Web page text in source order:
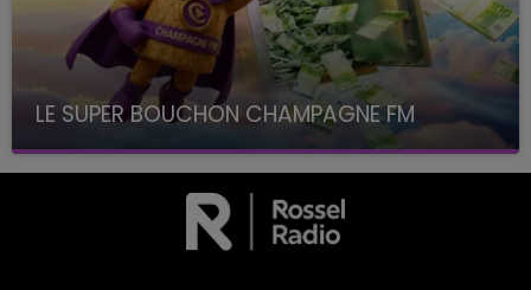
LE SUPER BOUCHON CHAMPAGNE FM
avec La Famille Champagne FM, à 8H10